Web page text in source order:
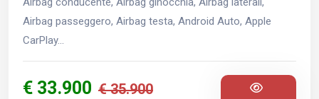
Airbag passeggero, Airbag testa, Android Auto, Apple
CarPlay...
€ 33.900 € 35.900